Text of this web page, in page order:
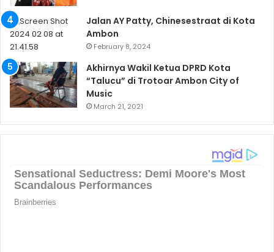
Jalan AY Patty, Chinesestraat di Kota
Ambon
February 8, 2024
Akhirnya Wakil Ketua DPRD Kota
“Talucu” di Trotoar Ambon City of
Music
March 21, 2021